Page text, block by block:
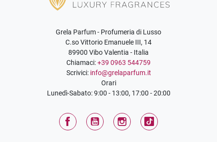
Grela Parfum - Profumeria di Lusso
C.so Vittorio Emanuele III, 14
89900 Vibo Valentia - Italia
Chiamaci:+39 0963 544759
Scrivici: info@grelaparfum.it
Orari
Lunedì-Sabato: 9:00 - 13:00, 17:00 - 20:00
FacebookYouTube InstagramTikTok